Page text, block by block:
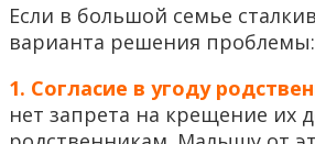
Если в большой семье
варианта решения
1. Согласие в угоду
нет запрета на крещение их